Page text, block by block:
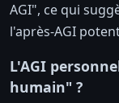
AGI", ce qui
l'après-AGI
L'AGI
humain" ?